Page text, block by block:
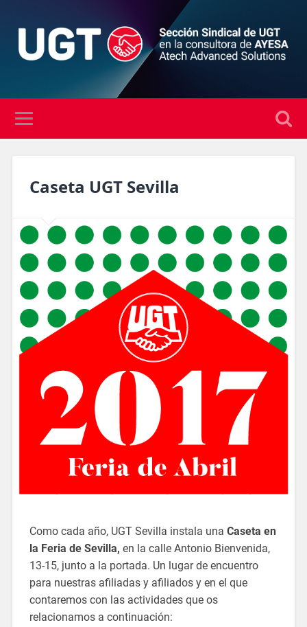
Caseta UGT Sevilla
Como cada año, UGT Sevilla instala una Caseta en
la Feria de Sevilla, en la calle Antonio Bienvenida,
13-15, junto a la portada. Un lugar de encuentro
para nuestras afiliadas y afiliados y en el que
contaremos con las actividades que os
relacionamos a continuación: